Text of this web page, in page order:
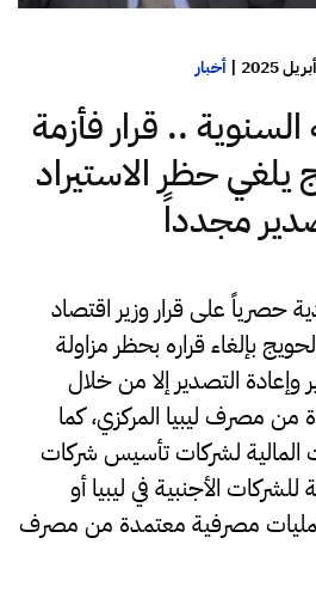
|أخبار
.. قرار فأزمة
يلغي حظر الاستيراد
مجدداً
على قرار وزير اقتصاد
بإلغاء قراره بحظر مزاولة
وإعادة التصدير إلا من خلال
مصرف ليبيا المركزي، كما
المالية لشركات تأسيس شركات
الأجنبية في ليبيا أو
عمليات مصرفية معتمدة من مصرف